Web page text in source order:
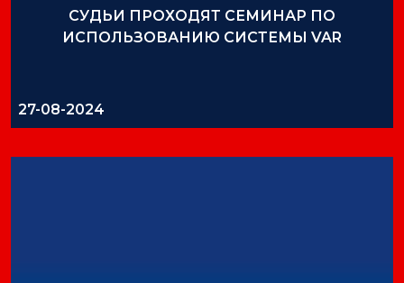
СУДЬИ ПРОХОДЯТ СЕМИНАР ПО
ИСПОЛЬЗОВАНИЮ СИСТЕМЫ VAR
27-08-2024